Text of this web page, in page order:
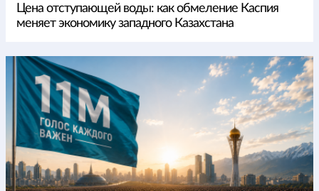
Цена отступающей воды: как обмеление Каспия
меняет экономику западного Казахстана